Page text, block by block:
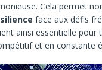
Cela permet
face aux défis
ainsi essentielle
et en constante